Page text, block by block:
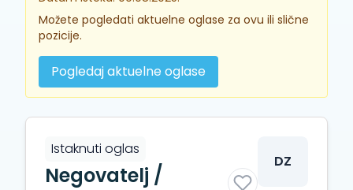
Možete pogledati aktuelne oglase za ovu ili slične
pozicije.
Pogledaj aktuelne oglase
Istaknuti oglas
Negovatelj /
DZ